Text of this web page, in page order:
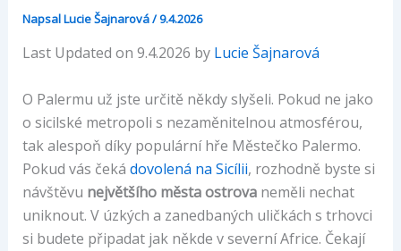
NapsalLucie Šajnarová/9.4.2026
Last Updated on 9.4.2026 by Lucie Šajnarová
O Palermu už jste určitě někdy slyšeli. Pokud ne jako
o sicilské metropoli s nezaměnitelnou atmosférou,
tak alespoň díky populární hře Městečko Palermo.
Pokud vás čeká dovolená na Sicílii, rozhodně byste si
návštěvu největšího města ostrovaneměli nechat
uniknout. V úzkých a zanedbaných uličkách s trhovci
si budete připadat jak někde v severní Africe. Čekají